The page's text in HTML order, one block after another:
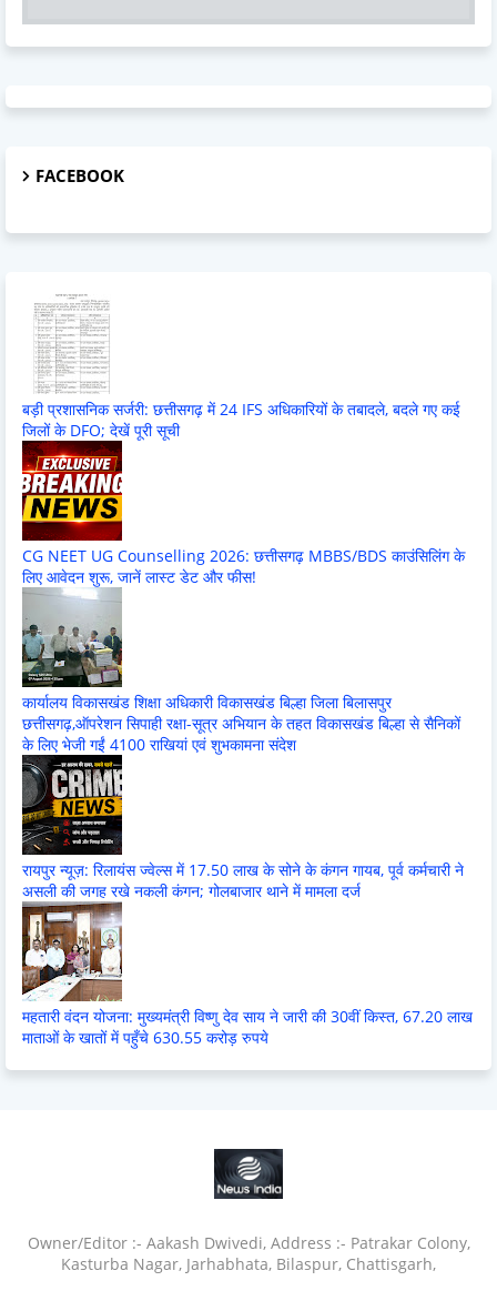
FACEBOOK
बड़ी प्रशासनिक सर्जरी: छत्तीसगढ़ में 24 IFS अधिकारियों के तबादले, बदले गए कई
जिलों के DFO; देखें पूरी सूची
CG NEET UG Counselling 2026: छत्तीसगढ़ MBBS/BDS काउंसिलिंग के
लिए आवेदन शुरू, जानें लास्ट डेट और फीस!
कार्यालय विकासखंड शिक्षा अधिकारी विकासखंड बिल्हा जिला बिलासपुर
छत्तीसगढ़,ऑपरेशन सिपाही रक्षा-सूत्र अभियान के तहत विकासखंड बिल्हा से सैनिकों
के लिए भेजी गईं 4100 राखियां एवं शुभकामना संदेश
रायपुर न्यूज़: रिलायंस ज्वेल्स में 17.50 लाख के सोने के कंगन गायब, पूर्व कर्मचारी ने
असली की जगह रखे नकली कंगन; गोलबाजार थाने में मामला दर्ज
महतारी वंदन योजना: मुख्यमंत्री विष्णु देव साय ने जारी की 30वीं किस्त, 67.20 लाख
माताओं के खातों में पहुँचे 630.55 करोड़ रुपये
Owner/Editor :- Aakash Dwivedi, Address :- Patrakar Colony,
Kasturba Nagar, Jarhabhata, Bilaspur, Chattisgarh,